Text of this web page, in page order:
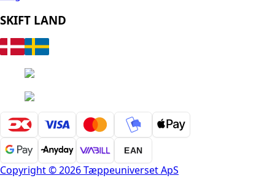
SKIFT LAND
EAN
Copyright © 2026 Tæppeuniverset ApS